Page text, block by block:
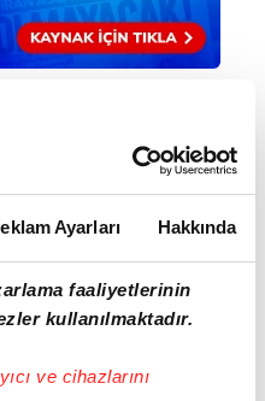
Ayarları Hakkında
faaliyetlerinin
kullanılmaktadır.
ve cihazlarını
- Editör
#SEVGİ UZUN